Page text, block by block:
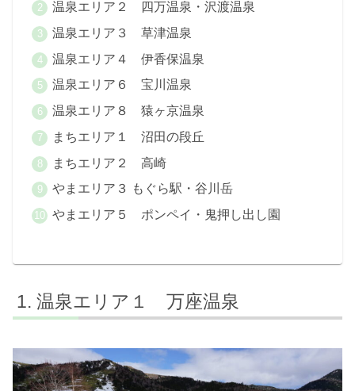
温泉エリア２ 四万温泉・沢渡温泉
温泉エリア３ 草津温泉
温泉エリア４ 伊香保温泉
温泉エリア６ 宝川温泉
温泉エリア８ 猿ヶ京温泉
まちエリア１ 沼田の段丘
まちエリア２ 高崎
やまエリア３ もぐら駅・谷川岳
やまエリア５ ポンペイ・鬼押し出し園
温泉エリア１ 万座温泉